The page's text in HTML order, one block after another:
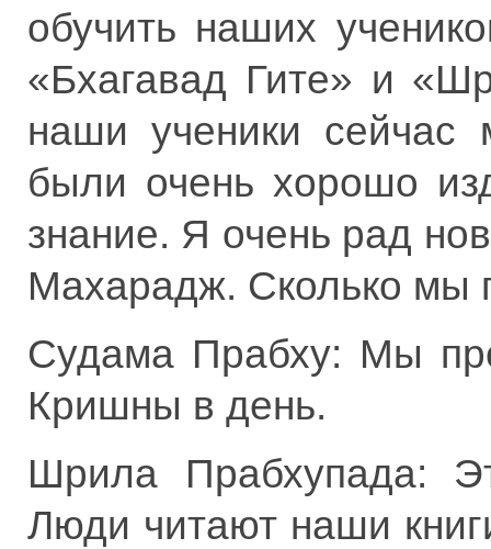
обучить наших
«Бхагавад Гите» и
наши ученики сейчас
были очень хорошо
знание. Я очень рад
Махарадж. Сколько мы
Судама Прабху: Мы
Кришны в день.
Шрила Прабхупада:
Люди читают наши